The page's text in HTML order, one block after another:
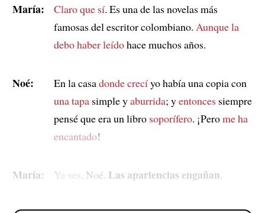
María: Claro que sí. Es una de las novelas más
famosas del escritor colombiano. Aunquela
debo haber leídohace muchos años.
Noé: En la casadonde crecíyo había una copia con
una tapasimple yaburrida; yentoncessiempre
pensé que era un libro soporífero. ¡Perome ha
encantado!
María: Ya ves, Noé. Las apariencias engañan.